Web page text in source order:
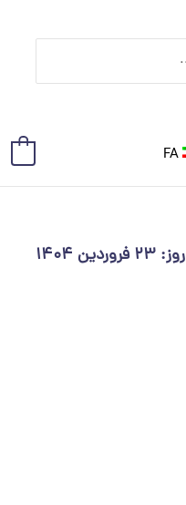
FA
روز: ۲۳ فروردین ۱۴۰۴